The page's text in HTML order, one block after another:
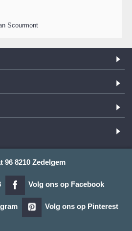
Scourmont
96 8210 Zedelgem
Volg ons op Facebook
Volg ons op Pinterest